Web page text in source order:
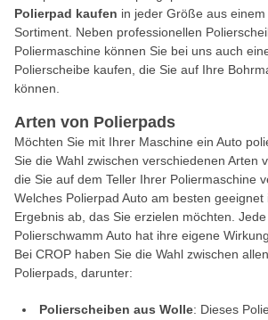
Polierpad kaufen in jeder Größe aus
Sortiment. Neben professionellen
Poliermaschine können Sie bei uns auch
Polierscheibe kaufen, die Sie auf Ihre
können.
Arten von Polierpads
Möchten Sie mit Ihrer Maschine ein Auto
Sie die Wahl zwischen verschiedenen Arten
die Sie auf dem Teller Ihrer Poliermaschine
Welches Polierpad Auto am besten
Ergebnis ab, das Sie erzielen möchten. Jede
Polierschwamm Auto hat ihre eigene
Bei CROP haben Sie die Wahl zwischen
Polierpads, darunter:
Polierscheiben aus Wolle: Dieses